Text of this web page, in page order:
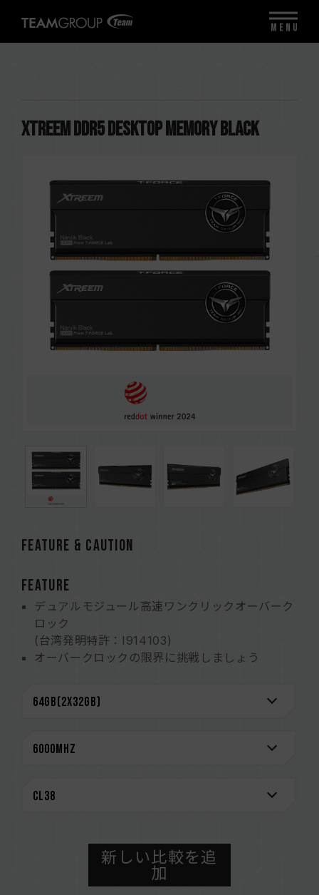
XTREEM DDR5 DESKTOP MEMORY BLACK
FEATURE & CAUTION
FEATURE
デュアルモジュール高速ワンクリックオーバーク
ロック
(台湾発明特許：I914103)
オーバークロックの限界に挑戦しましょう
高品質ICを厳選 特許取得の検証技術
ネージメント・チップ搭載
永久保証
互換性のあるプラットフォームの詳細情報は、
」ページにてご確認ください。
メモリを購入する前に、マザーボードメーカーの
新しい比較を追
加
MENU